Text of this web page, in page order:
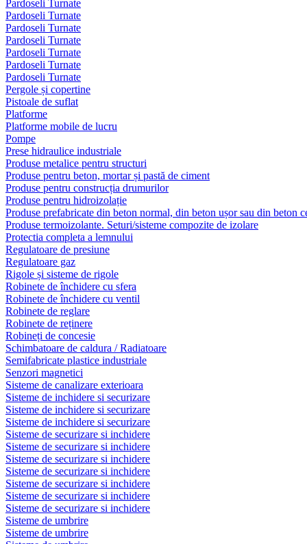
Pardoseli Turnate
Pardoseli Turnate
Pardoseli Turnate
Pardoseli Turnate
Pardoseli Turnate
Pardoseli Turnate
Pardoseli Turnate
Pergole și copertine
Pistoale de suflat
Platforme
Platforme mobile de lucru
Pompe
Prese hidraulice industriale
Produse metalice pentru structuri
Produse pentru beton, mortar și pastă de ciment
Produse pentru construcția drumurilor
Produse pentru hidroizolație
Produse prefabricate din beton normal, din beton ușor sau din beton
Produse termoizolante. Seturi/sisteme compozite de izolare
Protectia completa a lemnului
Regulatoare de presiune
Regulatoare gaz
Rigole și sisteme de rigole
Robinete de închidere cu sfera
Robinete de închidere cu ventil
Robinete de reglare
Robinete de reținere
Robineți de concesie
Schimbatoare de caldura / Radiatoare
Semifabricate plastice industriale
Senzori magnetici
Sisteme de canalizare exterioara
Sisteme de inchidere si securizare
Sisteme de inchidere si securizare
Sisteme de inchidere si securizare
Sisteme de securizare si inchidere
Sisteme de securizare si inchidere
Sisteme de securizare si inchidere
Sisteme de securizare si inchidere
Sisteme de securizare si inchidere
Sisteme de securizare si inchidere
Sisteme de securizare si inchidere
Sisteme de umbrire
Sisteme de umbrire